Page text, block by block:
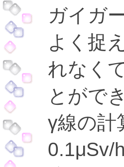
ガイガ
よく捉
れなく
とがで
γ線の計
0.1μSv/